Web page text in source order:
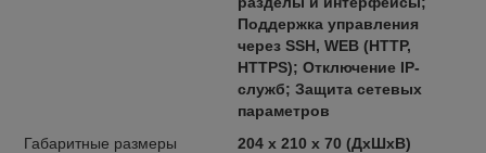
Поддержка управления
через SSH, WEB (HTTP,
HTTPS); Отключение IP-
служб; Защита сетевых
параметров
Габаритные размеры
204 x 210 x 70 (ДxШxВ)